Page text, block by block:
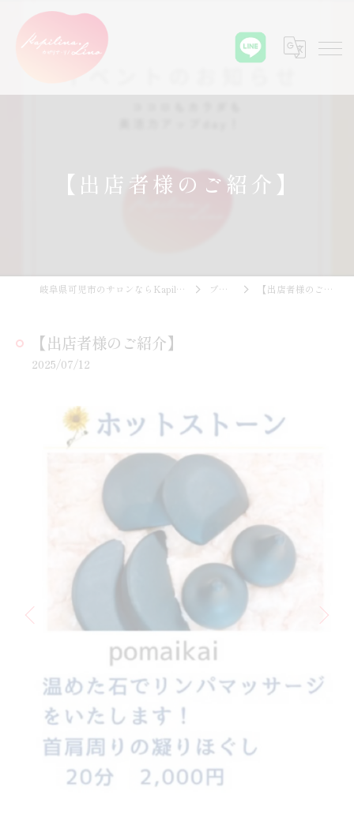
【出店者様のご紹介】
岐阜県可児市のサロンならKapilina.Lino ブログ 【出店者様のご紹介】
【出店者様のご紹介】
2025/07/12